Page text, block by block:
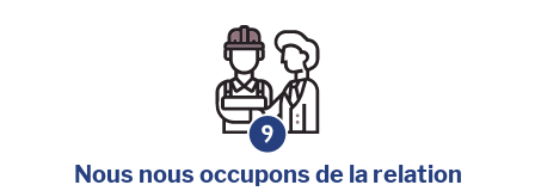
Nous nous occupons de la relation